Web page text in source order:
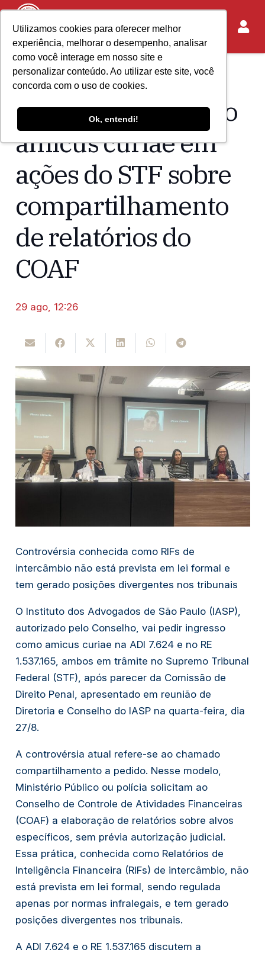
Utilizamos cookies para oferecer melhor
experiência, melhorar o desempenho, analisar
como você interage em nosso site e
personalizar conteúdo. Ao utilizar este site, você
concorda com o uso de cookies.
Ok, entendi!
Home Acontece no IASP
IASP ingressa como
amicus curiae em
ações do STF sobre
compartilhamento
de relatórios do
COAF
29 ago, 12:26
Controvérsia conhecida como RIFs de
intercâmbio não está prevista em lei formal e
tem gerado posições divergentes nos tribunais
O Instituto dos Advogados de São Paulo (IASP),
autorizado pelo Conselho, vai pedir ingresso
como amicus curiae na ADI 7.624 e no RE
1.537.165, ambos em trâmite no Supremo Tribunal
Federal (STF), após parecer da Comissão de
Direito Penal, apresentado em reunião de
Diretoria e Conselho do IASP na quarta-feira, dia
27/8.
A controvérsia atual refere-se ao chamado
compartilhamento a pedido. Nesse modelo,
Ministério Público ou polícia solicitam ao
Conselho de Controle de Atividades Financeiras
(COAF) a elaboração de relatórios sobre alvos
específicos, sem prévia autorização judicial.
Essa prática, conhecida como Relatórios de
Inteligência Financeira (RIFs) de intercâmbio, não
está prevista em lei formal, sendo regulada
apenas por normas infralegais, e tem gerado
posições divergentes nos tribunais.
A ADI 7.624 e o RE 1.537.165 discutem a